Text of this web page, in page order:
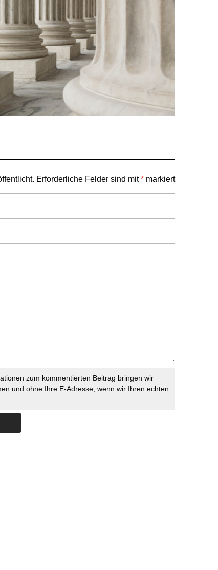
Erforderliche Felder sind mit* markiert
zum kommentierten Beitrag bringen wir
und ohne Ihre E-Adresse, wenn wir Ihren echten